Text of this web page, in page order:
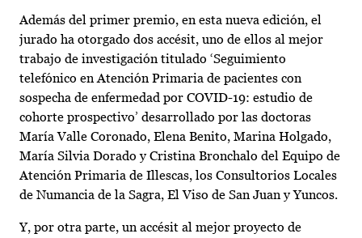
Además del primer premio, en esta nueva edición, el
jurado ha otorgado dos accésit, uno de ellos al mejor
trabajo de investigación titulado ‘Seguimiento
telefónico en Atención Primaria de pacientes con
sospecha de enfermedad por COVID-19: estudio de
cohorte prospectivo’ desarrollado por las doctoras
María Valle Coronado, Elena Benito, Marina Holgado,
María Silvia Dorado y Cristina Bronchalo del Equipo de
Atención Primaria de Illescas, los Consultorios Locales
de Numancia de la Sagra, El Viso de San Juan y Yuncos.
Y, por otra parte, un accésit al mejor proyecto de